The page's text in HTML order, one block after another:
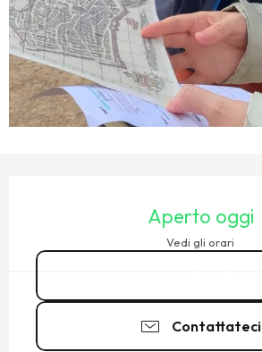
Aperto oggi
Vedi gli orari
Contattateci